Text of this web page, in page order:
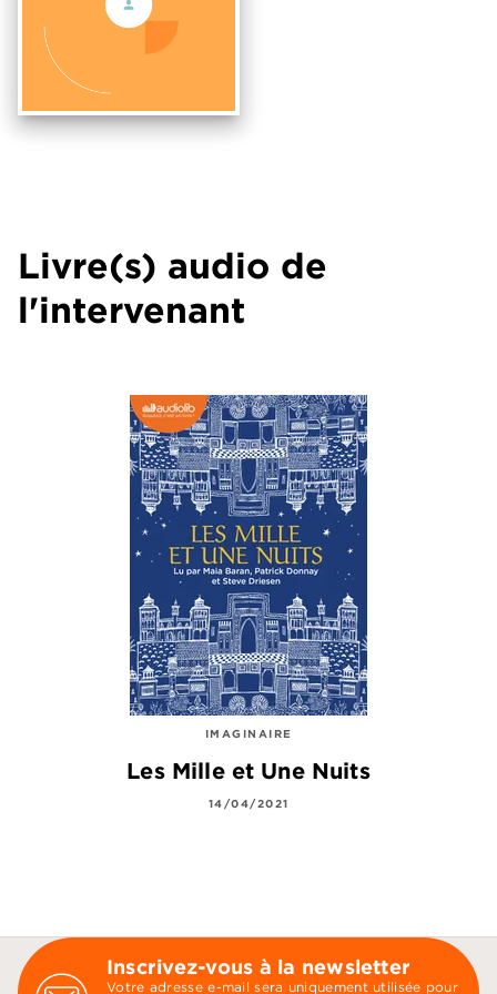
Livre(s) audio de
l'intervenant
IMAGINAIRE
Les Mille et Une Nuits
14/04/2021
Inscrivez-vous à la newsletter
Votre adresse e-mail sera uniquement utilisée pour